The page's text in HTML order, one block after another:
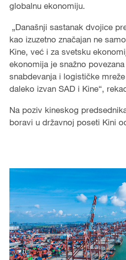
globalnu ekonomiju.
„Današnji sastanak dvojice
kao izuzetno značajan ne
Kine, već i za svetsku
ekonomija je snažno
snabdevanja i logističke
daleko izvan SAD i Kine“,
Na poziv kineskog
boravi u državnoj poseti Kini